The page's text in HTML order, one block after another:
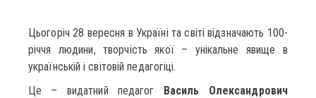
Цьогоріч 28 вересня в Україні та світі відзначають 100-
річчя людини, творчість якої – унікальне явище в
українській і світовій педагогіці.
Це – видатний педагог Василь Олександрович